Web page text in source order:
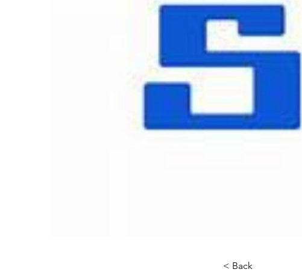
< Back